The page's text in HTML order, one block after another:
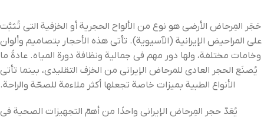
حَجَر المِرحاض الأرضي هو نوع من الألواح الحجرية أو الخزفية التي تُثبَّت
على المراحيض الإيرانية (الآسيوية). تأتي هذه الأحجار بتصاميم وألوان
وخامات مختلفة، ولها دور مهم في جمالية ونظافة دورة المياه. عادةً ما
يُصنَع الحجر العادي للمرحاض الإيراني من الخزف التقليدي، بينما تأتي
الأنواع الطبية بميزات خاصة تجعلها أكثر ملاءمة للصحّة والراحة.
يُعَدّ حجر المِرحاض الإيراني واحدًا من أهمّ التجهيزات الصحية في